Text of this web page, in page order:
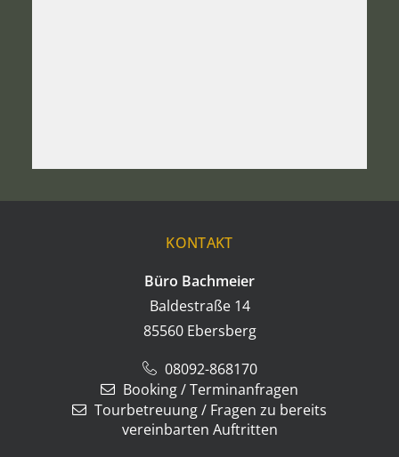
KONTAKT
Büro Bachmeier
Baldestraße 14
85560 Ebersberg
08092-868170
Booking / Terminanfragen
Tourbetreuung / Fragen zu bereits
vereinbarten Auftritten